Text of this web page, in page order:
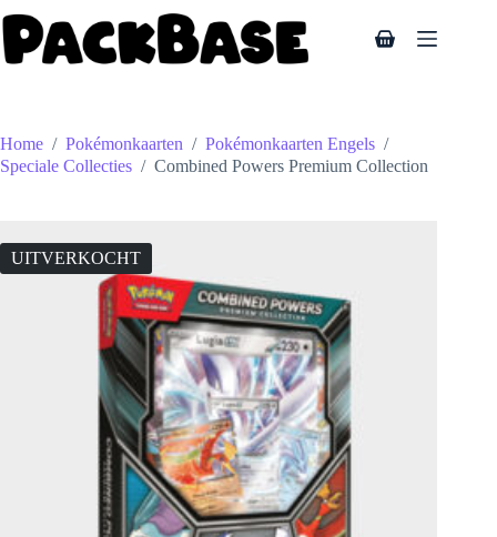
naar
de
inhoud
Winkelwagen
Home / Pokémonkaarten / Pokémonkaarten Engels /
Speciale Collecties / Combined Powers Premium Collection
UITVERKOCHT